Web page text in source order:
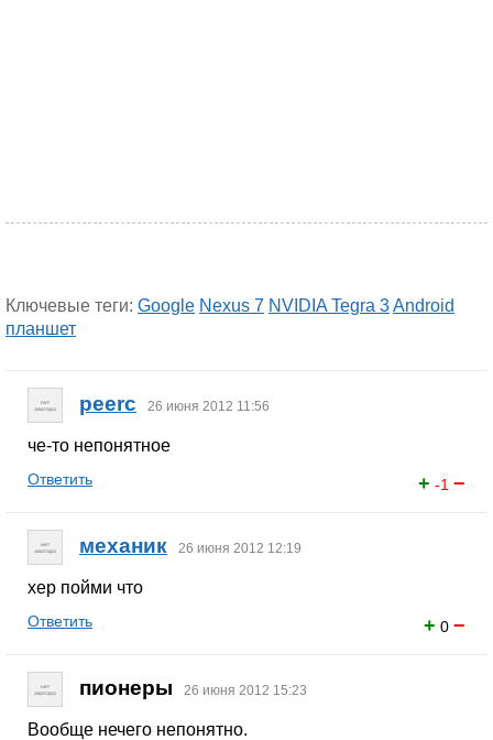
Ключевые теги: Google Nexus 7 NVIDIA Tegra 3Android
планшет
peerc 26 июня 2012 11:56
че-то непонятное
+ -1 −
Ответить
механик 26 июня 2012 12:19
хер пойми что
+ 0 −
Ответить
пионеры 26 июня 2012 15:23
Вообще нечего непонятно.